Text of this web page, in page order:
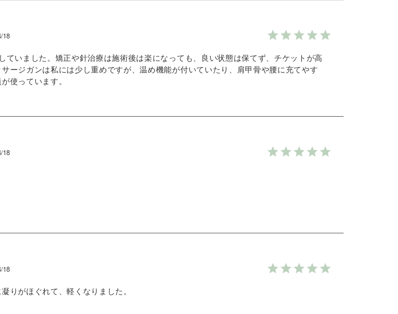
18
ていました。矯正や針治療は施術後は楽になっても、良い状態は保てず、チケットが高
ージガンは私には少し重めですが、温め機能が付いていたり、肩甲骨や腰に充てやす
使っています。
18
18
りがほぐれて、軽くなりました。